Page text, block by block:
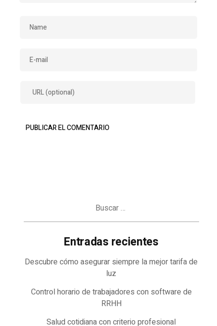
Entradas recientes
Descubre cómo asegurar siempre la mejor tarifa de
luz
Control horario de trabajadores con software de
RRHH
Salud cotidiana con criterio profesional